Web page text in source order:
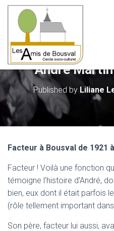
André
Published by Liliane
Facteur à Bousval de 1921
Facteur ! Voilà une fonction
témoigne l’histoire d’André,
bien, eux dont il était parfois
(rôle tellement important
Son père, facteur lui aussi,